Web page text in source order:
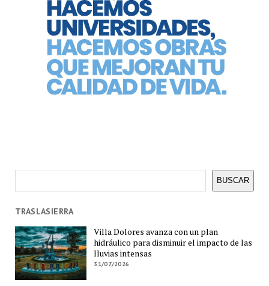
BUSCAR
TRASLASIERRA
Villa Dolores avanza con un plan
hidráulico para disminuir el impacto de las
lluvias intensas
31/07/2026